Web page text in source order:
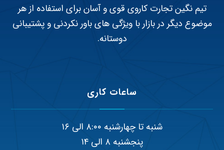
تیم نگین تجارت کاروی قوی و آسان برای استفاده از هر
موضوع دیگر در بازار با ویژگی های باور نکردنی و پشتیبانی
دوستانه.
ساعات کاری
شنبه تا چهارشنبه ۸:۰۰ الی ۱۶
پنجشنبه ۸ الی ۱۴